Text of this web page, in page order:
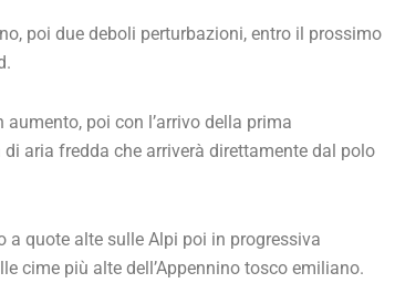
poi due deboli perturbazioni, entro il prossimo
poi con l’arrivo della prima
aria fredda che arriverà direttamente dal polo
quote alte sulle Alpi poi in progressiva
cime più alte dell’Appennino tosco emiliano.